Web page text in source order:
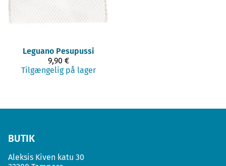
Leguano Pesupussi
9,90 €
Tilgængelig på lager
BUTIK
Aleksis Kiven katu 30